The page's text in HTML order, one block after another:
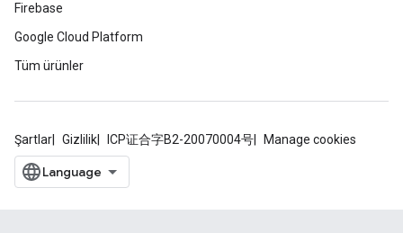
Firebase
Google Cloud Platform
Tüm ürünler
Şartlar Gizlilik ICP证合字B2-20070004号 Manage cookies